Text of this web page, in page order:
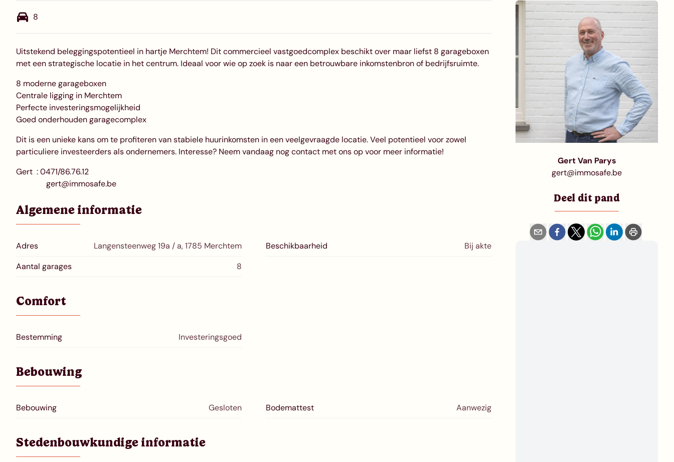
8
Uitstekend beleggingspotentieel in hartje Merchtem! Dit commercieel vastgoedcomplex beschikt over maar liefst 8 garageboxen
met een strategische locatie in het centrum. Ideaal voor wie op zoek is naar een betrouwbare inkomstenbron of bedrijfsruimte.
8 moderne garageboxen
Centrale ligging in Merchtem
Perfecte investeringsmogelijkheid
Goed onderhouden garagecomplex
Dit is een unieke kans om te profiteren van stabiele huurinkomsten in een veelgevraagde locatie. Veel potentieel voor zowel
particuliere investeerders als ondernemers. Interesse? Neem vandaag nog contact met ons op voor meer informatie!
Gert : 0471/86.76.12
gert@immosafe.be
Algemene informatie
Adres Langensteenweg 19a / a, 1785 Merchtem Beschikbaarheid
Bij akte
Aantal garages
8
Comfort
Bestemming Investeringsgoed
Bebouwing
Bebouwing Gesloten Bodemattest Aanwezig
Stedenbouwkundige informatie
Gert Van Parys
gert@immosafe.be
Deel dit pand